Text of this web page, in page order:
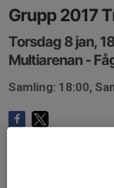
Grupp 2017
Torsdag 8 jan,
Multiarenan -
Samling: 18:00,